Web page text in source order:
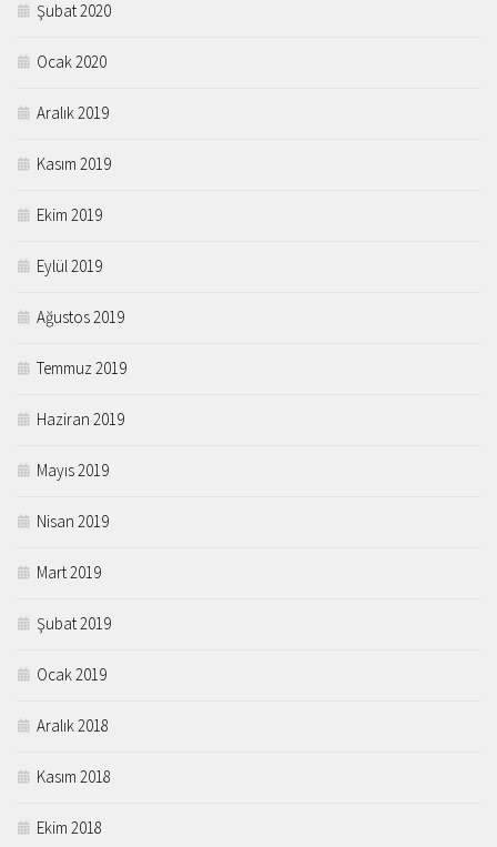
Şubat 2020
Ocak 2020
Aralık 2019
Kasım 2019
Ekim 2019
Eylül 2019
Ağustos 2019
Temmuz 2019
Haziran 2019
Mayıs 2019
Nisan 2019
Mart 2019
Şubat 2019
Ocak 2019
Aralık 2018
Kasım 2018
Ekim 2018